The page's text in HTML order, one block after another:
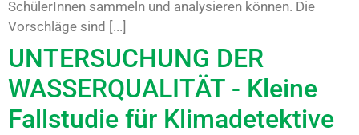
SchülerInnen sammeln und analysieren können. Die
Vorschläge sind [...]
UNTERSUCHUNG DER
WASSERQUALITÄT - Kleine
Fallstudie für Klimadetektive